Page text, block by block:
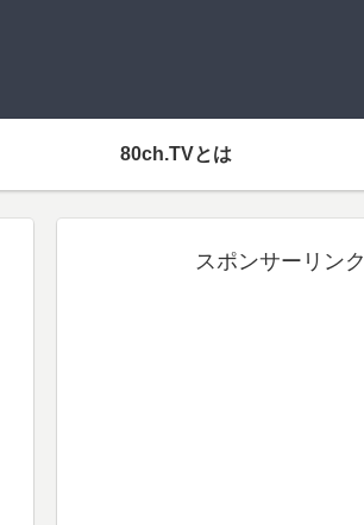
80ch.TVとは
スポンサーリンク